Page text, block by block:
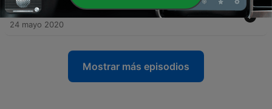
2 - #1 fotografía editorial y estética
24 mayo 2020
Mostrar más episodios